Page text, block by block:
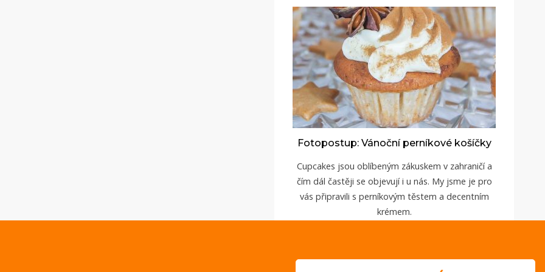
Fotopostup: Vánoční perníkové košíčky
Cupcakes jsou oblíbeným zákuskem v zahraničí a
čím dál častěji se objevují i u nás. My jsme je pro
vás připravili s perníkovým těstem a decentním
krémem.